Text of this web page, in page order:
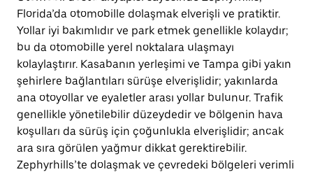
Florida’da otomobille dolaşmak elverişli ve pratiktir.
Yollar iyi bakımlıdır ve park etmek genellikle kolaydır;
bu da otomobille yerel noktalara ulaşmayı
kolaylaştırır. Kasabanın yerleşimi ve Tampa gibi yakın
şehirlere bağlantıları sürüşe elverişlidir; yakınlarda
ana otoyollar ve eyaletler arası yollar bulunur. Trafik
genellikle yönetilebilir düzeydedir ve bölgenin hava
koşulları da sürüş için çoğunlukla elverişlidir; ancak
ara sıra görülen yağmur dikkat gerektirebilir.
Zephyrhills’te dolaşmak ve çevredeki bölgeleri verimli